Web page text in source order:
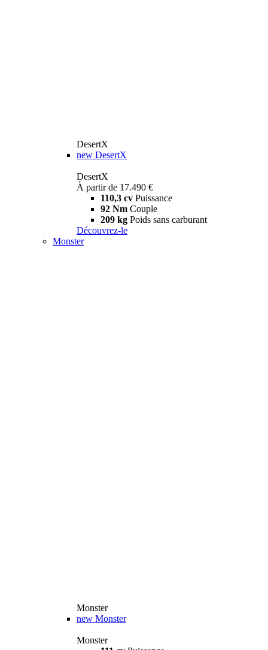
DesertX
new DesertX
DesertX
À partir de 17.490 €
110,3 cv Puissance
92 Nm Couple
209 kg Poids sans carburant
Découvrez-le
Monster
Monster
new Monster
Monster